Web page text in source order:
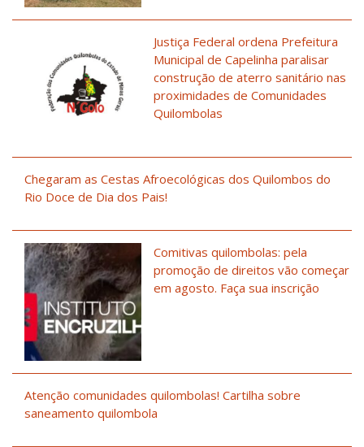
Justiça Federal ordena Prefeitura
Municipal de Capelinha paralisar
construção de aterro sanitário nas
proximidades de Comunidades
Quilombolas
Chegaram as Cestas Afroecológicas dos Quilombos do
Rio Doce de Dia dos Pais!
Comitivas quilombolas: pela
promoção de direitos vão começar
em agosto. Faça sua inscrição
Atenção comunidades quilombolas! Cartilha sobre
saneamento quilombola